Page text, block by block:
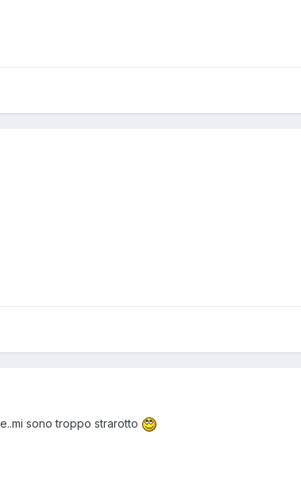
sono troppo strarotto